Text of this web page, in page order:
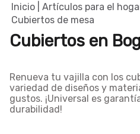
Artículos para el
Cubiertos de mesa
Cubiertos en
Renueva tu vajilla con los
variedad de diseños y
gustos. ¡Universal es
durabilidad!
batería
ventilador
.
licuadora
.
ollas